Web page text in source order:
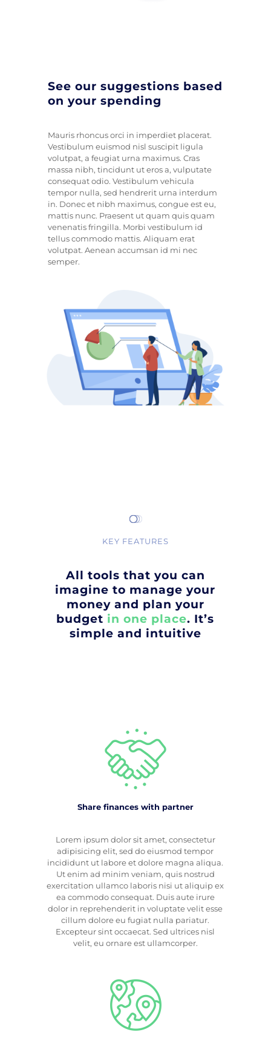
See our suggestions based
on your spending
Mauris rhoncus orci in imperdiet placerat.
Vestibulum euismod nisl suscipit ligula
volutpat, a feugiat urna maximus. Cras
massa nibh, tincidunt ut eros a, vulputate
consequat odio. Vestibulum vehicula
tempor nulla, sed hendrerit urna interdum
in. Donec et nibh maximus, congue est eu,
mattis nunc. Praesent ut quam quis quam
venenatis fringilla. Morbi vestibulum id
tellus commodo mattis. Aliquam erat
volutpat. Aenean accumsan id mi nec
semper.
KEY FEATURES
All tools that you can
imagine to manage your
money and plan your
budget in one place. It’s
simple and intuitive
Share finances with partner
Lorem ipsum dolor sit amet, consectetur
adipisicing elit, sed do eiusmod tempor
incididunt ut labore et dolore magna aliqua.
Ut enim ad minim veniam, quis nostrud
exercitation ullamco laboris nisi ut aliquip ex
ea commodo consequat. Duis aute irure
dolor in reprehenderit in voluptate velit esse
cillum dolore eu fugiat nulla pariatur.
Excepteur sint occaecat. Sed ultrices nisl
velit, eu ornare est ullamcorper.